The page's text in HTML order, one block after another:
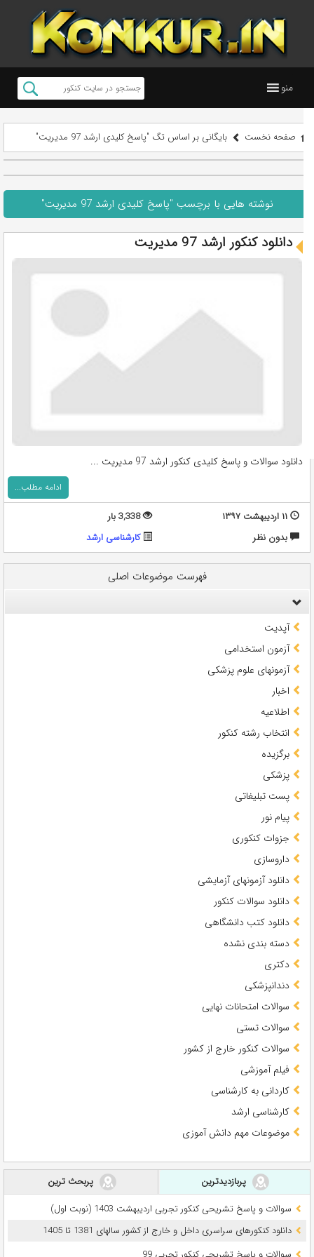
منو
صفحه نخست بایگانی بر اساس تگ "پاسخ کلیدی ارشد 97 مديريت"
نوشته هایی با برچسب "پاسخ کلیدی ارشد 97 مديريت"
دانلود کنکور ارشد 97 مدیریت
دانلود سوالات و پاسخ کلیدی کنکور ارشد 97 مديريت ...
ادامه مطلب...
۱۱ اردیبهشت ۱۳۹۷
3,338 بار
بدون نظر
کارشناسی ارشد
فهرست موضوعات اصلی
آپدیت
آزمون استخدامی
آزمونهای علوم پزشکی
اخبار
اطلاعیه
انتخاب رشته کنکور
برگزیده
پزشکی
پست تبلیغاتی
پیام نور
جزوات کنکوری
داروسازی
دانلود آزمونهای آزمایشی
دانلود سوالات کنکور
دانلود کتب دانشگاهی
دسته بندی نشده
دکتری
دندانپزشکی
سوالات امتحانات نهایی
سوالات تستی
سوالات کنکور خارج از کشور
فیلم آموزشی
کاردانی به کارشناسی
کارشناسی ارشد
موضوعات مهم دانش آموزی
پربازدیدترین
پربحث ترین
سوالات و پاسخ تشریحی کنکور تجربی اردیبهشت 1403 (نوبت اول)
دانلود کنکورهای سراسری داخل و خارج از کشور سالهای 1381 تا 1405